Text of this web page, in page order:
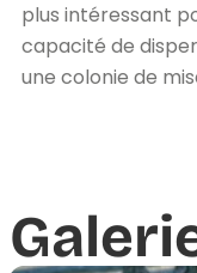
plus intéressant
capacité de
une colonie de